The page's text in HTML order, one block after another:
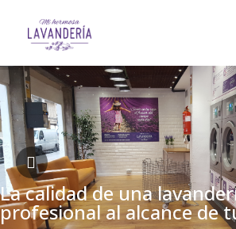
La calidad de una
profesional al alcance de